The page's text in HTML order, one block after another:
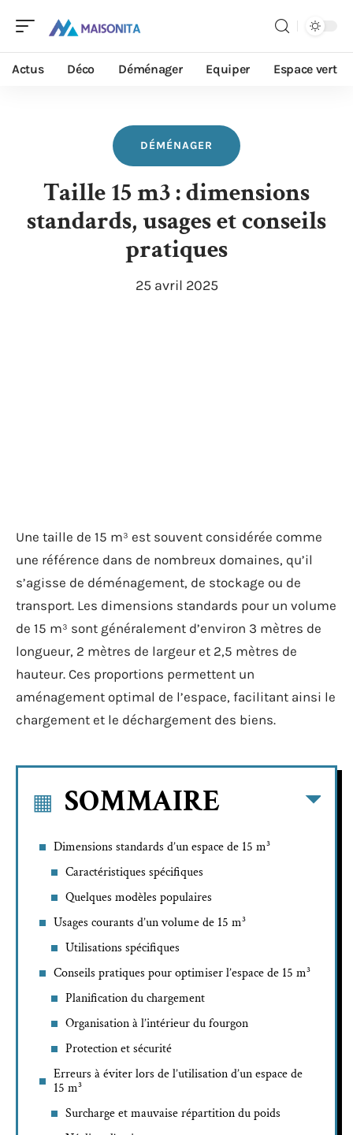
Actus Déco Déménager Equiper Espace vert
DÉMÉNAGER
Taille 15 m3 : dimensions
standards, usages et conseils
pratiques
25 avril 2025
Une taille de 15 m³ est souvent considérée comme
une référence dans de nombreux domaines, qu’il
s’agisse de déménagement, de stockage ou de
transport. Les dimensions standards pour un volume
de 15 m³ sont généralement d’environ 3 mètres de
longueur, 2 mètres de largeur et 2,5 mètres de
hauteur. Ces proportions permettent un
aménagement optimal de l’espace, facilitant ainsi le
chargement et le déchargement des biens.
SOMMAIRE
Dimensions standards d’un espace de 15 m³
Caractéristiques spécifiques
Quelques modèles populaires
Usages courants d’un volume de 15 m³
Utilisations spécifiques
Conseils pratiques pour optimiser l’espace de 15 m³
Planification du chargement
Organisation à l’intérieur du fourgon
Protection et sécurité
Erreurs à éviter lors de l’utilisation d’un espace de
15 m³
Surcharge et mauvaise répartition du poids